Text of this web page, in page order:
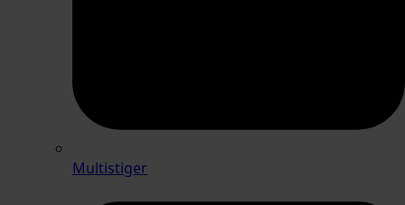
Multistiger